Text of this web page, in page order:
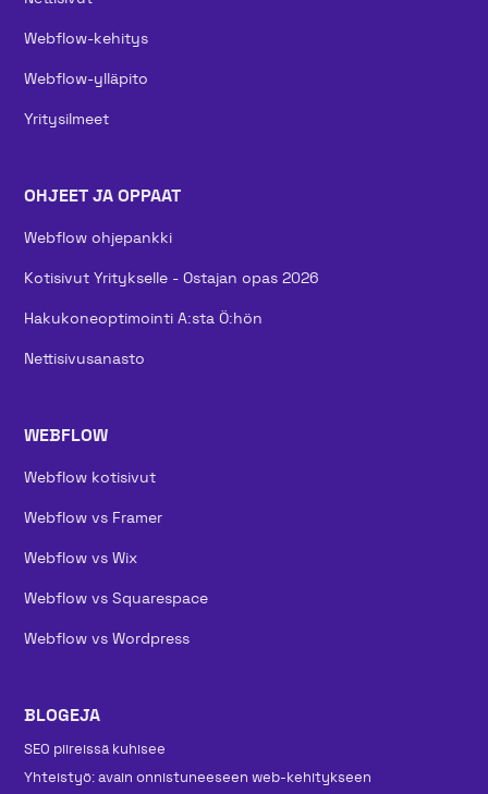
Webflow-kehitys
Webflow-ylläpito
Yritysilmeet
OHJEET JA OPPAAT
Webflow ohjepankki
Kotisivut Yritykselle - Ostajan opas 2026
Hakukoneoptimointi A:sta Ö:hön
Nettisivusanasto
WEBFLOW
Webflow kotisivut
Webflow vs Framer
Webflow vs Wix
Webflow vs Squarespace
Webflow vs Wordpress
BLOGEJA
SEO piireissä kuhisee
Yhteistyö: avain onnistuneeseen web-kehitykseen